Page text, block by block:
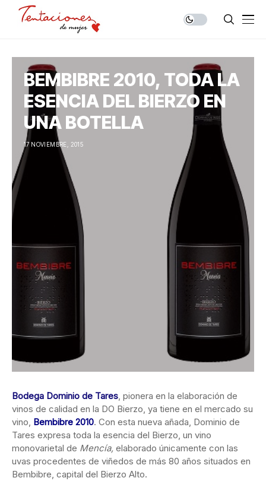
BEMBIBRE 2010, TODA LA
ESENCIA DEL BIERZO EN
UNA BOTELLA
17 NOVIEMBRE, 2015
Bodega Dominio de Tares, pionera en la elaboración de
vinos de calidad en la DO Bierzo, ya tiene en el mercado su
vino, Bembibre 2010. Con esta nueva añada, Dominio de
Tares expresa toda la esencia del Bierzo, un vino
monovarietal de Mencía, elaborado únicamente con las
uvas procedentes de viñedos de más 80 años situados en
Bembibre, capital del Bierzo Alto.